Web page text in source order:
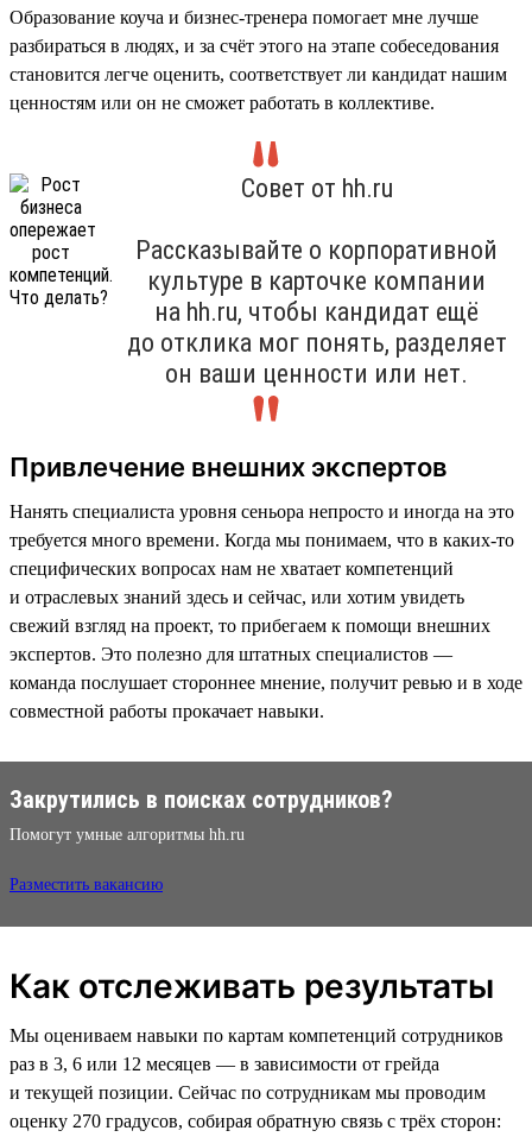
Образование коуча и бизнес-тренера помогает мне лучше
разбираться в людях, и за счёт этого на этапе собеседования
становится легче оценить, соответствует ли кандидат нашим
ценностям или он не сможет работать в коллективе.
Совет от hh.ru
Рассказывайте о корпоративной
культуре в карточке компании
на hh.ru, чтобы кандидат ещё
до отклика мог понять, разделяет
он ваши ценности или нет.
Привлечение внешних экспертов
Нанять специалиста уровня сеньора непросто и иногда на это
требуется много времени. Когда мы понимаем, что в каких-то
специфических вопросах нам не хватает компетенций
и отраслевых знаний здесь и сейчас, или хотим увидеть
свежий взгляд на проект, то прибегаем к помощи внешних
экспертов. Это полезно для штатных специалистов —
команда послушает стороннее мнение, получит ревью и в ходе
совместной работы прокачает навыки.
Закрутились в поисках сотрудников?
Помогут умные алгоритмы hh.ru
Разместить вакансию
Как отслеживать результаты
Мы оцениваем навыки по картам компетенций сотрудников
раз в 3, 6 или 12 месяцев — в зависимости от грейда
и текущей позиции. Сейчас по сотрудникам мы проводим
оценку 270 градусов, собирая обратную связь с трёх сторон: